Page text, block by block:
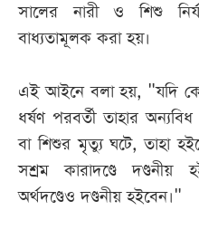
সালের নারী ও শিশু
বাধ্যতামূলক করা হয়।
এই আইনে বলা হয়, "যদি
ধর্ষণ পরবর্তী তাহার
বা শিশুর মৃত্যু ঘটে, তাহা
সশ্রম কারাদণ্ডে
অর্থদণ্ডেও দণ্ডনীয় হইবেন।"